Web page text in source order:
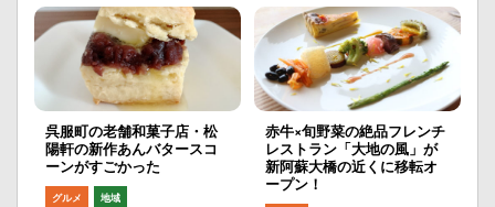
呉服町の老舗和菓子店・松
陽軒の新作あんバタースコ
ーンがすごかった
グルメ 地域
赤牛×旬野菜の絶品フレンチ
レストラン「大地の風」が
新阿蘇大橋の近くに移転オ
ープン！